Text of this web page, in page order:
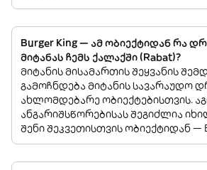
Burger King — ამ ობიექტიდან რა
მიტანას ჩემს ქალაქში (Rabat)?
მიტანის მისამართის შეყვანის
გამოჩნდება მიტანის სავარაუდო
ახლომდებარე ობიექტებისთვის.
ანგარიშსწორებისას შეგიძლია
შენი შეკვეთისთვის ობიექტიდან —